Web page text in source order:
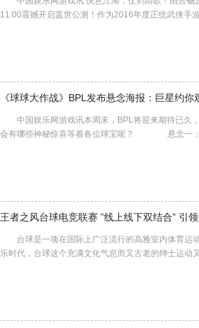
11:00震撼开启盖世公测！作为2016年度正统武侠手
《球球大作战》BPL发布悬念海报：巨星约你
中国娱乐网游戏讯本周末，BPL将迎来期待已久
会有哪些神秘惊喜等着各位球宝呢？ 悬念一：
王者之风台球电竞联赛 ”线上线下双结合” 引
台球是一项在国际上广泛流行的高雅室内体育运
乐时代，台球这个充满文化气息而又古老的绅士运